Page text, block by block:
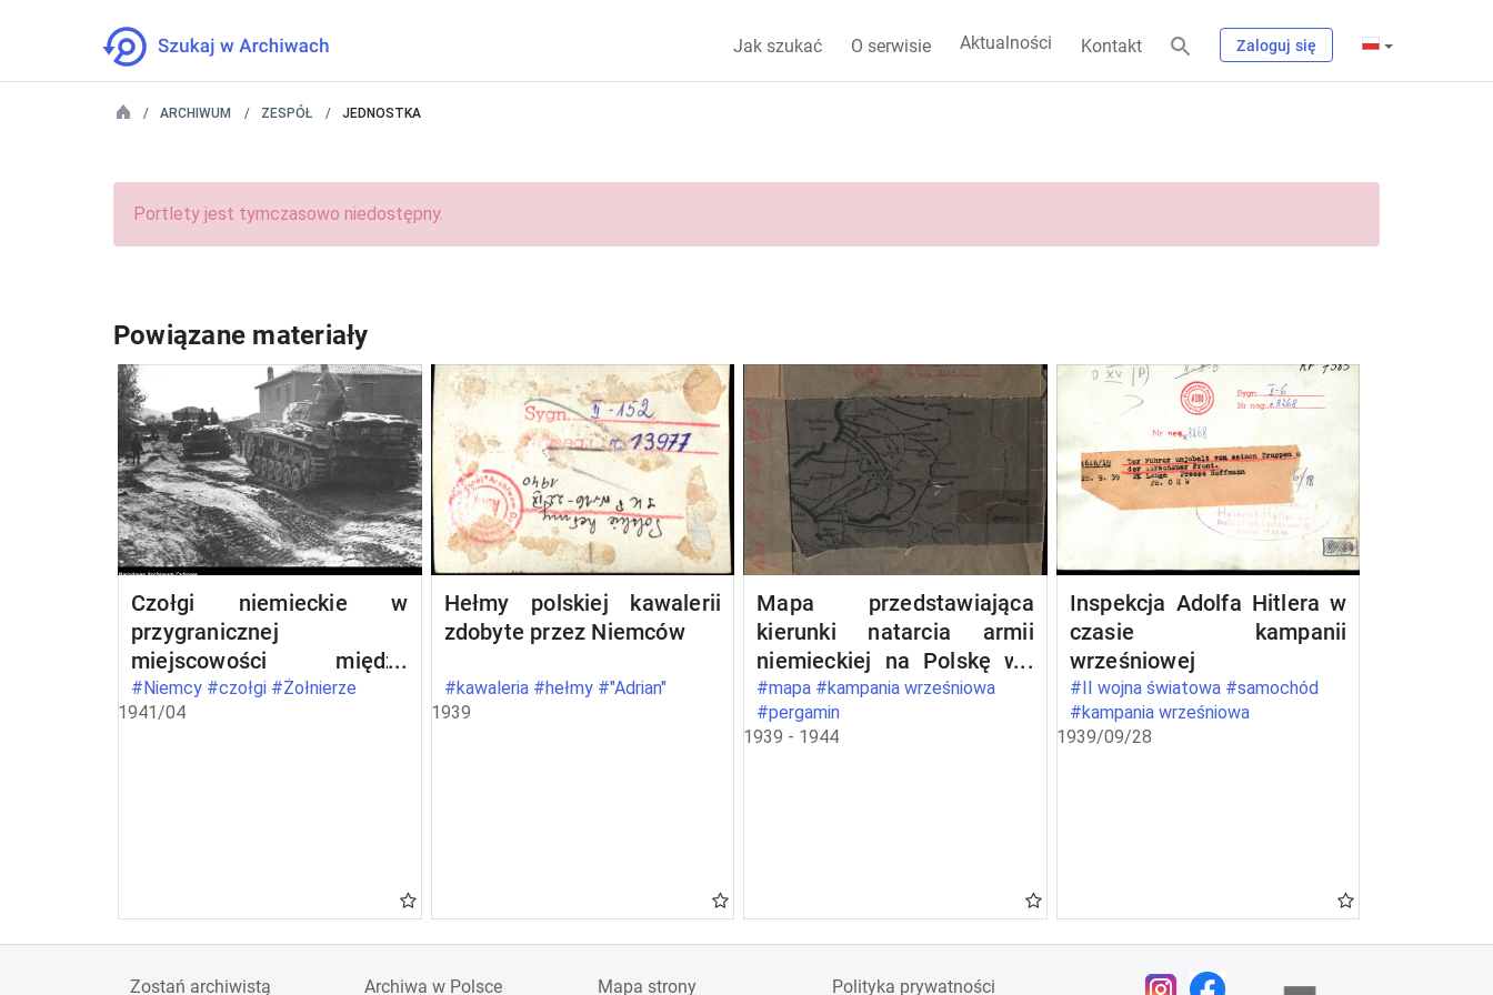
Jak szukać O serwisie Aktualności Kontakt Zaloguj się
ARCHIWUM ZESPÓŁ JEDNOSTKA
Portlety jest tymczasowo niedostępny.
Powiązane materiały
Czołgi niemieckie w
przygranicznej
miejscowości między
Bułgarią a Grecją
#Niemcy #czołgi #Żołnierze
1941/04
Hełmy polskiej kawalerii
zdobyte przez Niemców
#kawaleria #hełmy #"Adrian"
1939
Mapa przedstawiająca
kierunki natarcia armii
niemieckiej na Polskę we
wrześniu 1939
#mapa #kampania wrześniowa
#pergamin
1939 - 1944
Inspekcja Adolfa Hitlera w
czasie kampanii
wrześniowej
#II wojna światowa #samochód
#kampania wrześniowa
1939/09/28
Zostań archiwistą Archiwa w Polsce Mapa strony Polityka prywatności